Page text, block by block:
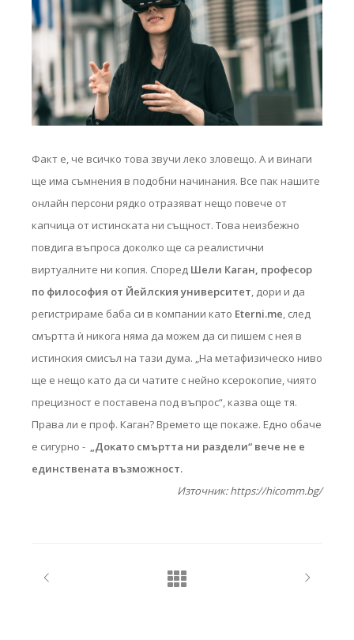
Факт е, че всичко това звучи леко зловещо. А и винаги
ще има съмнения в подобни начинания. Все пак нашите
онлайн персони рядко отразяват нещо повече от
капчица от истинската ни същност. Това неизбежно
повдига въпроса доколко ще са реалистични
виртуалните ни копия. Според Шели Каган, професор
по философия от Йейлския университет, дори и да
регистрираме баба си в компании като Eterni.me, след
смъртта ѝ никога няма да можем да си пишем с нея в
истинския смисъл на тази дума. „На метафизическо ниво
ще е нещо като да си чатите с нейно ксерокопие, чиято
прецизност е поставена под въпрос“, казва още тя.
Права ли е проф. Каган? Времето ще покаже. Едно обаче
е сигурно - „Докато смъртта ни раздели“ вече не е
единствената възможност.
Източник: https://hicomm.bg/